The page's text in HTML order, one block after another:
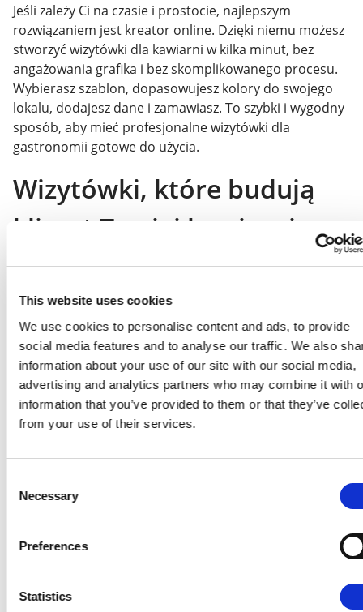
This website uses cookies
We use cookies to personalise content and ads, to provide
social media features and to analyse our traffic. We also
information about your use of our site with our social media,
advertising and analytics partners who may combine it with
information that you’ve provided to them or that they’ve
from your use of their services.
Selection
Necessary
Preferences
Statistics
Jeśli zależy Ci na czasie i prostocie, najlepszym
rozwiązaniem jest kreator online. Dzięki niemu możesz
stworzyć wizytówki dla kawiarni w kilka minut, bez
angażowania grafika i bez skomplikowanego procesu.
Wybierasz szablon, dopasowujesz kolory do swojego
lokalu, dodajesz dane i zamawiasz. To szybki i wygodny
sposób, aby mieć profesjonalne wizytówki dla
gastronomii gotowe do użycia.
Wizytówki, które budują
klimat Twojej kawiarni
wizerunek, zwiększają liczbę powrotów i sprawiają, że
której emocje i doświadczenie odgrywają kluczową
rolę, nawet tak mały element może mieć duże
znaczenie.
uzupełnij dane i zamów wizytówki online. To prosty
więcej klientów.